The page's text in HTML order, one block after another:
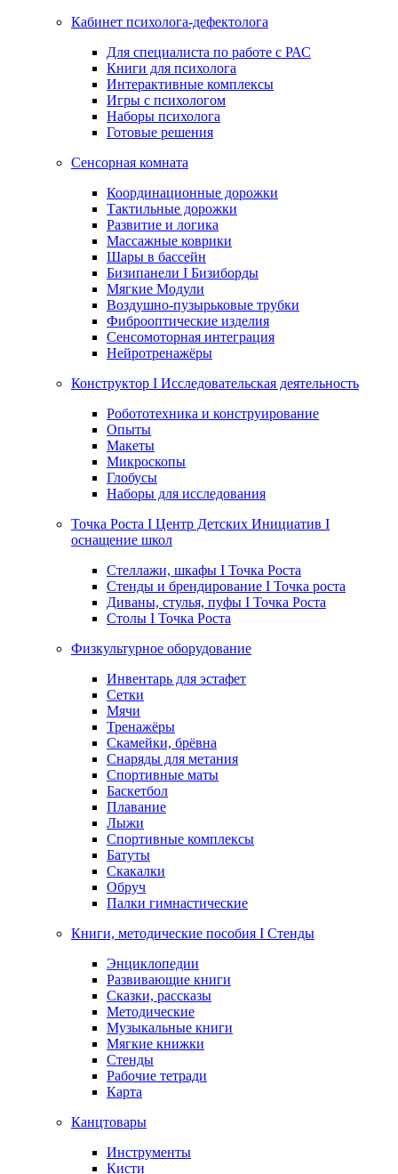
Кабинет психолога-дефектолога
Для специалиста по работе с РАС
Книги для психолога
Интерактивные комплексы
Игры с психологом
Наборы психолога
Готовые решения
Сенсорная комната
Координационные дорожки
Тактильные дорожки
Развитие и логика
Массажные коврики
Шары в бассейн
Бизипанели I Бизиборды
Мягкие Модули
Воздушно-пузырьковые трубки
Фиброоптические изделия
Сенсомоторная интеграция
Нейротренажёры
Конструктор I Исследовательская деятельность
Робототехника и конструирование
Опыты
Макеты
Микроскопы
Глобусы
Наборы для исследования
Точка Роста I Центр Детских Инициатив I
оснащение школ
Стеллажи, шкафы I Точка Роста
Стенды и брендирование I Точка роста
Диваны, стулья, пуфы I Точка Роста
Столы I Точка Роста
Физкультурное оборудование
Инвентарь для эстафет
Сетки
Мячи
Тренажёры
Скамейки, брёвна
Снаряды для метания
Спортивные маты
Баскетбол
Плавание
Лыжи
Спортивные комплексы
Батуты
Скакалки
Обруч
Палки гимнастические
Книги, методические пособия I Стенды
Энциклопедии
Развивающие книги
Сказки, рассказы
Методические
Музыкальные книги
Мягкие книжки
Стенды
Рабочие тетради
Карта
Канцтовары
Инструменты
Кисти